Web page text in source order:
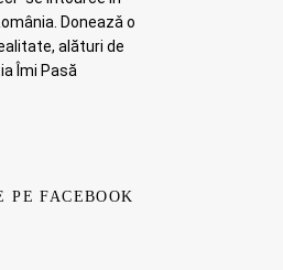
Doneazǎ o
alături de
Îmi Pasă
PE FACEBOOK